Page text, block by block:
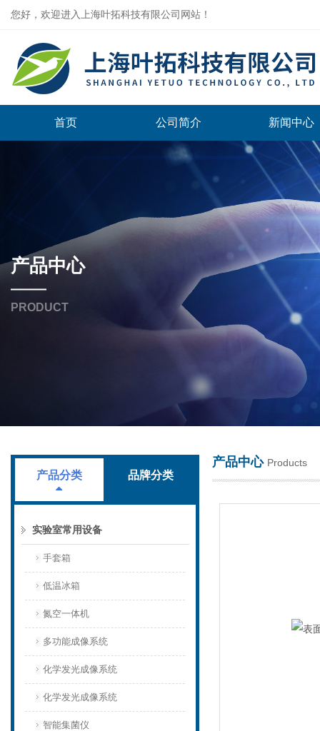
您好，欢迎进入上海叶拓科技有限公司网站！
首页 公司简介 新闻中心
产品中心
PRODUCT
产品分类 品牌分类
实验室常用设备
手套箱
低温冰箱
氮空一体机
多功能成像系统
化学发光成像系统
化学发光成像系统
智能集菌仪
产品中心 Products